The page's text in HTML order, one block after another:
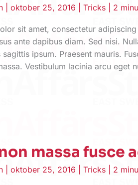
|oktober 25, 2016 |Tricks 2
sit amet, consectetur
ante dapibus diam. Sed nisi.
ipsum. Praesent mauris.
Vestibulum lacinia arcu eget
massa fusce
|oktober 25, 2016 |Tricks 2